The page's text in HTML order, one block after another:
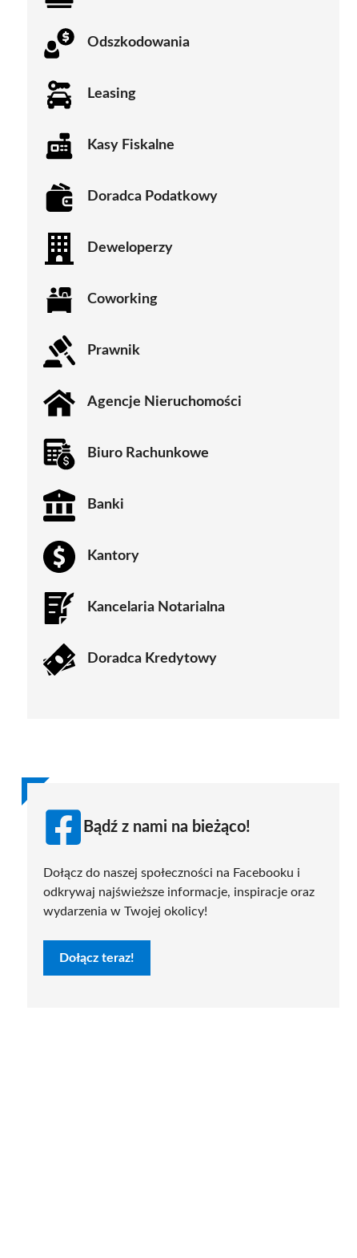
Odszkodowania
Leasing
Kasy Fiskalne
Doradca Podatkowy
Deweloperzy
Coworking
Prawnik
Agencje Nieruchomości
Biuro Rachunkowe
Banki
Kantory
Kancelaria Notarialna
Doradca Kredytowy
Bądź z nami na bieżąco!
Dołącz do naszej społeczności na Facebooku i
odkrywaj najświeższe informacje, inspiracje oraz
wydarzenia w Twojej okolicy!
Dołącz teraz!